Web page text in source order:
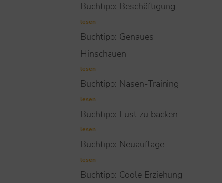
Buchtipp: Beschäftigung
lesen
Buchtipp: Genaues
Hinschauen
lesen
Buchtipp: Nasen-Training
lesen
Buchtipp: Lust zu backen
lesen
Buchtipp: Neuauflage
lesen
Buchtipp: Coole Erziehung